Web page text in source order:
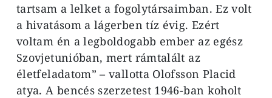
tartsam a lelket a fogolytársaimban. Ez volt
a hivatásom a lágerben tíz évig. Ezért
voltam én a legboldogabb ember az egész
Szovjetunióban, mert rámtalált az
életfeladatom” – vallotta Olofsson Placid
atya. A bencés szerzetest 1946-ban koholt